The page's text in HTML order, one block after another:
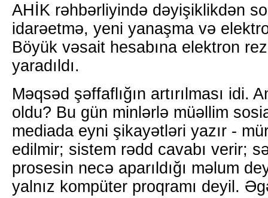
AHİK rəhbərliyində dəyişiklikdən
idarəetmə, yeni yanaşma və
Böyük vəsait hesabına elektron
yaradıldı.
Məqsəd şəffaflığın artırılması idi.
oldu? Bu gün minlərlə müəllim
mediada eyni şikayətləri yazır -
edilmir; sistem rədd cavabı verir;
prosesin necə aparıldığı məlum
yalnız kompüter proqramı deyil.